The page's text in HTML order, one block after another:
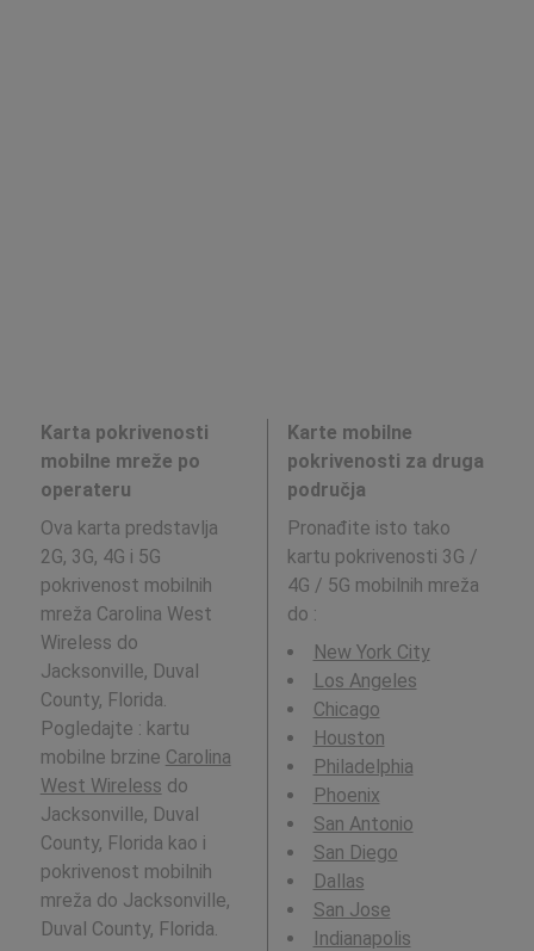
Karta pokrivenosti
mobilne mreže po
operateru
Ova karta predstavlja
2G, 3G, 4G i 5G
pokrivenost mobilnih
mreža Carolina West
Wireless do
Jacksonville, Duval
County, Florida.
Pogledajte : kartu
mobilne brzine Carolina
West Wireless do
Jacksonville, Duval
County, Florida kao i
pokrivenost mobilnih
mreža do Jacksonville,
Duval County, Florida.
Karte mobilne
pokrivenosti za druga
područja
Pronađite isto tako
kartu pokrivenosti 3G /
4G / 5G mobilnih mreža
do :
New York City
Los Angeles
Chicago
Houston
Philadelphia
Phoenix
San Antonio
San Diego
Dallas
San Jose
Indianapolis